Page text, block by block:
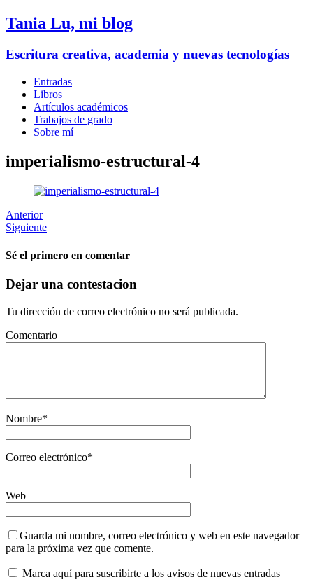
Tania Lu, mi blog
Escritura creativa, academia y nuevas tecnologías
Entradas
Libros
Artículos académicos
Trabajos de grado
Sobre mí
imperialismo-estructural-4
Anterior
Siguiente
Sé el primero en comentar
Dejar una contestacion
Tu dirección de correo electrónico no será publicada.
Comentario
Nombre*
Correo electrónico*
Web
Guarda mi nombre, correo electrónico y web en este navegador
para la próxima vez que comente.
Marca aquí para suscribirte a los avisos de nuevas entradas